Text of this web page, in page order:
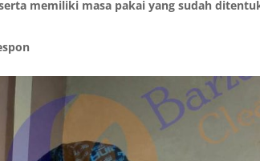
memiliki masa pakai yang sudah